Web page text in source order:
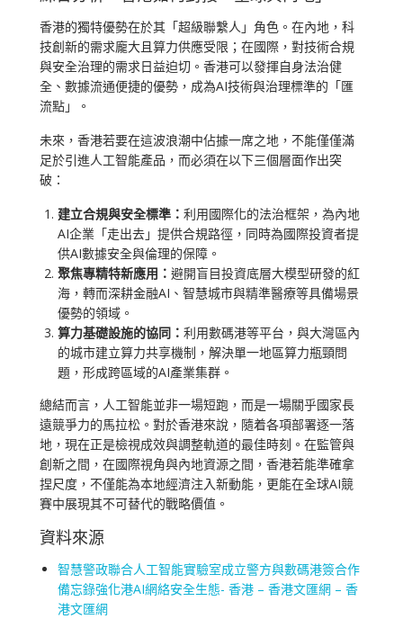
香港的獨特優勢在於其「超級聯繫人」角色。在內地，科
技創新的需求龐大且算力供應受限；在國際，對技術合規
與安全治理的需求日益迫切。香港可以發揮自身法治健
全、數據流通便捷的優勢，成為AI技術與治理標準的「匯
流點」。
未來，香港若要在這波浪潮中佔據一席之地，不能僅僅滿
足於引進人工智能產品，而必須在以下三個層面作出突
破：
建立合規與安全標準： 利用國際化的法治框架，為內地
AI企業「走出去」提供合規路徑，同時為國際投資者提
供AI數據安全與倫理的保障。
聚焦專精特新應用： 避開盲目投資底層大模型研發的紅
海，轉而深耕金融AI、智慧城市與精準醫療等具備場景
優勢的領域。
算力基礎設施的協同： 利用數碼港等平台，與大灣區內
的城市建立算力共享機制，解決單一地區算力瓶頸問
題，形成跨區域的AI產業集群。
總結而言，人工智能並非一場短跑，而是一場關乎國家長
遠競爭力的馬拉松。對於香港來說，隨着各項部署逐一落
地，現在正是檢視成效與調整軌道的最佳時刻。在監管與
創新之間，在國際視角與內地資源之間，香港若能準確拿
捏尺度，不僅能為本地經濟注入新動能，更能在全球AI競
賽中展現其不可替代的戰略價值。
資料來源
智慧警政聯合人工智能實驗室成立警方與數碼港簽合作
備忘錄強化港AI網絡安全生態- 香港 – 香港文匯網 – 香
港文匯網